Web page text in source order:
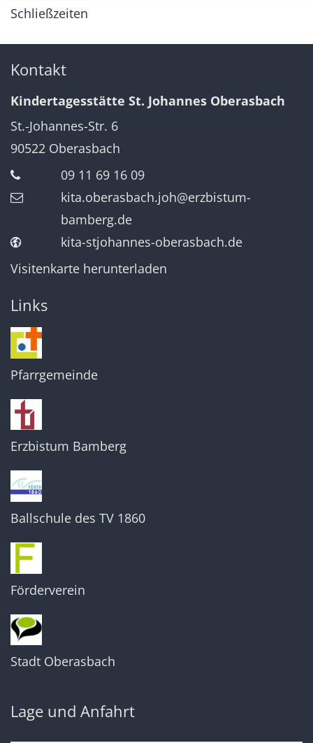
Schließzeiten
Kontakt
Kindertagesstätte St. Johannes Oberasbach
St.-Johannes-Str. 6
90522 Oberasbach
09 11 69 16 09
kita.oberasbach.joh@erzbistum-
bamberg.de
kita-stjohannes-oberasbach.de
Visitenkarte herunterladen
Links
Pfarrgemeinde
Erzbistum Bamberg
Ballschule des TV 1860
Förderverein
Stadt Oberasbach
Lage und Anfahrt